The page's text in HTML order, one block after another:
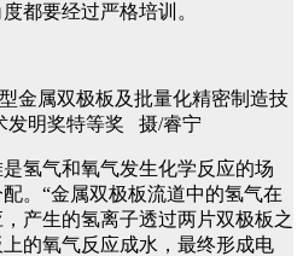
都要经过严格培训。
金属双极板及批量化精密制造技
发明奖特等奖 摄/睿宁
氢气和氧气发生化学反应的场
。“金属双极板流道中的氢气在
产生的氢离子透过两片双极板之
的氧气反应成水，最终形成电